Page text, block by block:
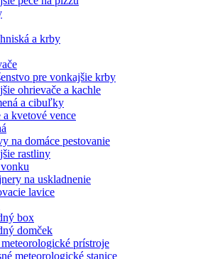
a krby
pre vonkajšie krby
ohrievače a kachle
a cibuľky
kvetové vence
na domáce pestovanie
rastliny
na uskladnenie
lavice
box
domček
prístroje
meteorologické stanice